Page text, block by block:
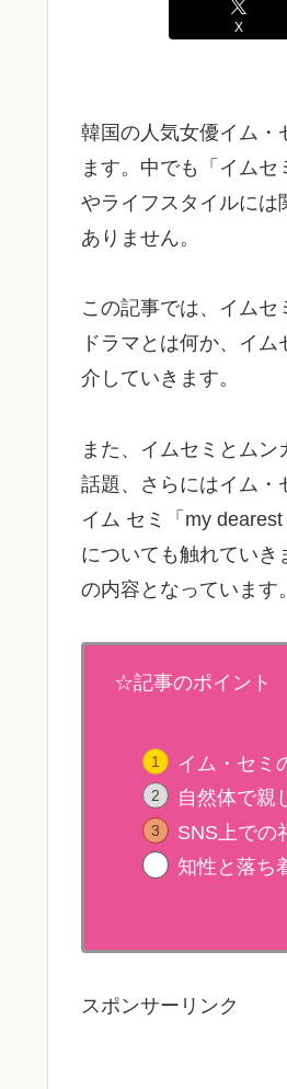
X
韓国の人気女優イム・
ます。中でも「イム
やライフスタイルには
ありません。
この記事では、イムセ
ドラマとは何か、イ
介していきます。
また、イムセミとム
話題、さらにはイム・
イム セミ「my
についても触れていき
の内容となっています。
☆記事のポイント
イム・セミ
自然体で親
SNS上での
知性と落ち
スポンサーリンク